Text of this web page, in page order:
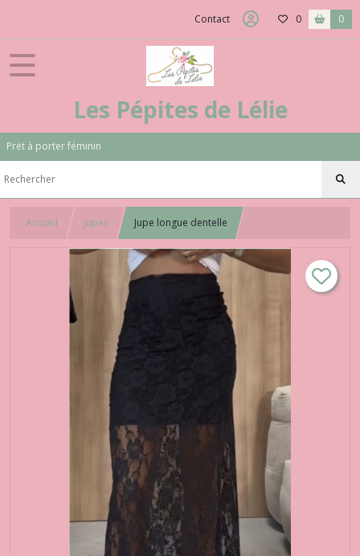
Contact 0 0
Les Pépites de Lélie
Prët à porter féminin
Accueil Jupes Jupe longue dentelle